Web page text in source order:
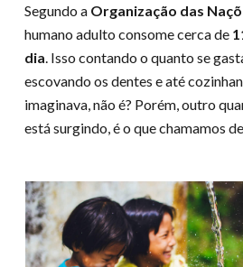
Segundo a Organização das
humano adulto consome cerca de
dia. Isso contando o quanto se
escovando os dentes e até
imaginava, não é? Porém, outro
está surgindo, é o que chamamos de